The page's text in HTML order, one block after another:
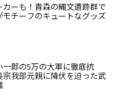
ーも！青森の縄文遺跡群で
チーフのキュートなグッズ
一郎の5万の大軍に徹底抗
我部元親に降伏を迫った武